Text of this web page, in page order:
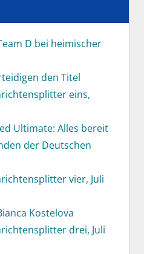
D bei heimischer
den Titel
eins,
Ultimate: Alles bereit
der Deutschen
vier, Juli
Kostelova
drei, Juli